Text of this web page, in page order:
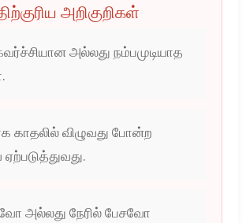
அறிகுறிகள்
அல்லது நம்பமுடியாத
காதலில் விழுவது போன்ற
அல்லது நேரில் பேசவோ